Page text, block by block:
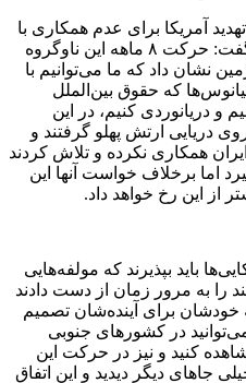
آمریکا برای عدم همکاری با
ناو گروه ۸۶ نیروی دریایی ارتش گفت: حرکت ۸ ماهه این ناوگروه
نشان داد که ما می‌توانیم با
که حقوق بین‌الملل
و دریانوردی کنیم، در این
دریایی ارتش پهلو گرفتند و
ایران همکاری نکرده و تلاش کردند
اما برخلاف خواست آنها این
از این رخ خواهد داد.
باید بپذیرند که مولفه‌هایی
را به مرور زمان از دست دادند
برای آینده‌شان تصمیم
در کشورهای جنوبی
کنید و نیز در حرکت این
جاهای دیگر دیدید و این اتفاق